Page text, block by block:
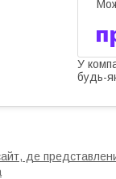
У
будь-
де